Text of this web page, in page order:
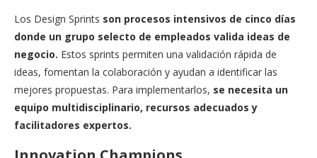
Los Design Sprints son procesos intensivos de cinco días
donde un grupo selecto de empleados valida ideas de
negocio. Estos sprints permiten una validación rápida de
ideas, fomentan la colaboración y ayudan a identificar las
mejores propuestas. Para implementarlos, se necesita un
equipo multidisciplinario, recursos adecuados y
facilitadores expertos.